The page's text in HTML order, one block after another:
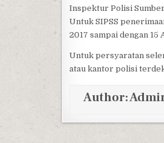
Inspektur Polisi
Untuk SIPSS
2017 sampai dengan 15
Untuk persyaratan
atau kantor polisi
Author: